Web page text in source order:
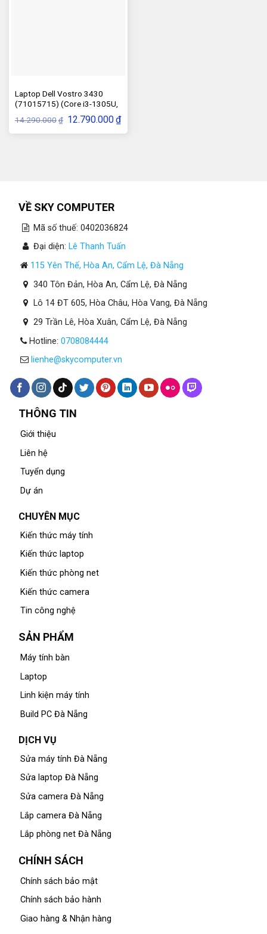
Laptop Dell Vostro 3430
(71015715) (Core i3-1305U,
RAM 8GB, 256GB SSD)
14.290.000 ₫ Giá
gốc
là:
12.790.000₫Giá
hiện
tại
VỀ SKY COMPUTER
Mã số thuế: 0402036824
Đại diện: Lê Thanh Tuấn
115 Yên Thế, Hòa An, Cẩm Lệ, Đà Nẵng
340 Tôn Đản, Hòa An, Cẩm Lệ, Đà Nẵng
Lô 14 ĐT 605, Hòa Châu, Hòa Vang, Đà Nẵng
29 Trần Lê, Hòa Xuân, Cẩm Lệ, Đà Nẵng
Hotline: 0708084444
lienhe@skycomputer.vn
THÔNG TIN
Giới thiệu
Liên hệ
Tuyển dụng
Dự án
CHUYÊN MỤC
Kiến thức máy tính
Kiến thức laptop
Kiến thức phòng net
Kiến thức camera
Tin công nghệ
SẢN PHẨM
Máy tính bàn
Laptop
Linh kiện máy tính
Build PC Đà Nẵng
DỊCH VỤ
Sửa máy tính Đà Nẵng
Sửa laptop Đà Nẵng
Sửa camera Đà Nẵng
Lắp camera Đà Nẵng
Lắp phòng net Đà Nẵng
CHÍNH SÁCH
Chính sách bảo mật
Chính sách bảo hành
Giao hàng & Nhận hàng